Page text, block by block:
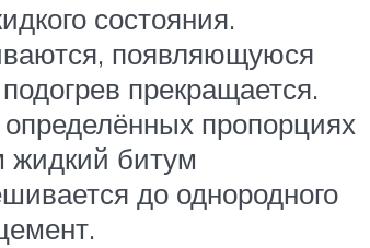
состояния.
появляющуюся
прекращается.
пропорциях
жидкий битум
до однородного